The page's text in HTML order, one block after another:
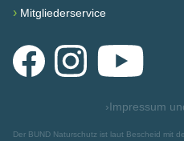
› Mitgliederservice
FacebookInstagramYouTube
›Impressum
Der BUND Naturschutz ist laut Bescheid mit